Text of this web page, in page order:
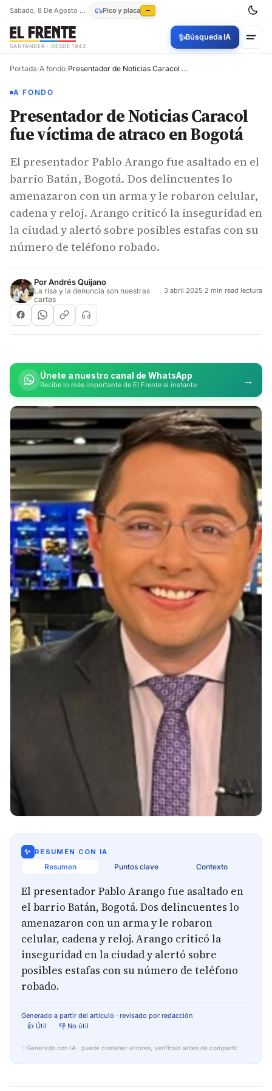
Sábado, 8 De Agosto De 2026 Pico y placa —
SANTANDER · DESDE 1942
✨Búsqueda IA
Portada/A fondo/ Presentador de Noticias Caracol fue víctima de atraco en Bogotá
A FONDO
Presentador de Noticias Caracol
fue víctima de atraco en Bogotá
El presentador Pablo Arango fue asaltado en el
barrio Batán, Bogotá. Dos delincuentes lo
amenazaron con un arma y le robaron celular,
cadena y reloj. Arango criticó la inseguridad en
la ciudad y alertó sobre posibles estafas con su
número de teléfono robado.
PorAndrés Quijano
La risa y la denuncia son nuestras
cartas
3 abril 2025·2 min read lectura
Únete a nuestro canal de WhatsApp
Recibe lo más importante de El Frente al instante →
✨ RESUMEN CON IA
Resumen Puntos clave Contexto
El presentador Pablo Arango fue asaltado en
el barrio Batán, Bogotá. Dos delincuentes lo
amenazaron con un arma y le robaron
celular, cadena y reloj. Arango criticó la
inseguridad en la ciudad y alertó sobre
posibles estafas con su número de teléfono
robado.
Generado a partir del artículo · revisado por redacción
👍 Útil
👎 No útil
✨ Generado con IA · puede contener errores, verifícalo antes de compartir.